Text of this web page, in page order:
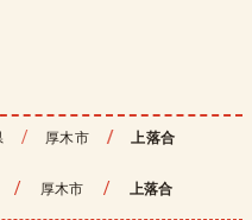
厚木市 上落合
/ 厚木市 / 上落合